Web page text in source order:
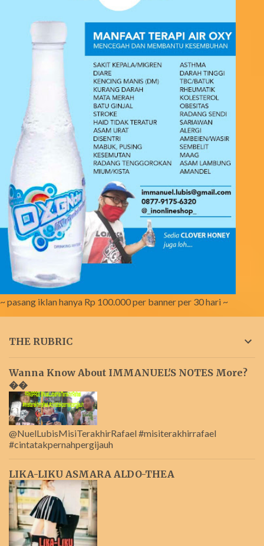
~ pasang iklan hanya Rp 100.000 per banner per 30 hari ~
THE RUBRIC
Wanna Know About IMMANUEL'S NOTES More?
��
@NuelLubisMisiTerakhirRafael #misiterakhirrafael
#cintatakpernahpergijauh
LIKA-LIKU ASMARA ALDO-THEA